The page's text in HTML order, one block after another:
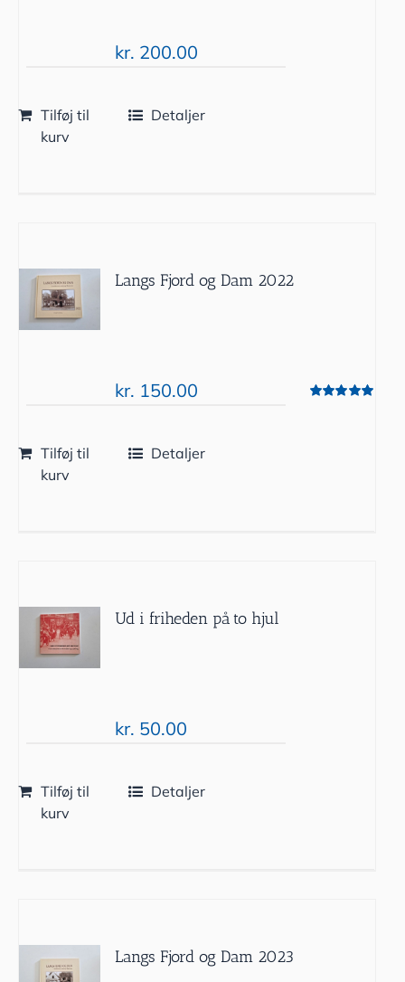
kr. 200.00
Tilføj til
kurv
Detaljer
Langs Fjord og Dam 2022
kr. 150.00
Tilføj til
kurv
Detaljer
Ud i friheden på to hjul
kr. 50.00
Tilføj til
kurv
Detaljer
Langs Fjord og Dam 2023